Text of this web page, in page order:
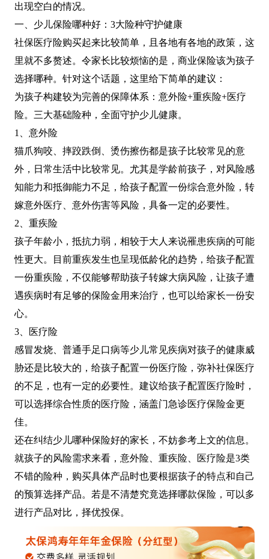
出现空白的情况。
一、少儿保险哪种好：3大险种守护健康
社保医疗险购买起来比较简单，且各地有各地的政策，这
里就不多赘述。令家长比较烦恼的是，商业保险该为孩子
选择哪种。针对这个话题，这里给下简单的建议：
为孩子构建较为完善的保障体系：意外险+重疾险+医疗
险。三大基础险种，全面守护少儿健康。
1、意外险
猫爪狗咬、摔跤跌倒、烫伤擦伤都是孩子比较常见的意
外，日常生活中比较常见。尤其是学龄前孩子，对风险感
知能力和抵御能力不足，给孩子配置一份综合意外险，转
嫁意外医疗、意外伤害等风险，具备一定的必要性。
2、重疾险
孩子年龄小，抵抗力弱，相较于大人来说罹患疾病的可能
性更大。目前重疾发生也呈现低龄化的趋势，给孩子配置
一份重疾险，不仅能够帮助孩子转嫁大病风险，让孩子遭
遇疾病时有足够的保险金用来治疗，也可以给家长一份安
心。
3、医疗险
感冒发烧、普通手足口病等少儿常见疾病对孩子的健康威
胁还是比较大的，给孩子配置一份医疗险，弥补社保医疗
的不足，也有一定的必要性。建议给孩子配置医疗险时，
可以选择综合性质的医疗险，涵盖门急诊医疗保险金更
佳。
还在纠结少儿哪种保险好的家长，不妨参考上文的信息。
就孩子的风险需求来看，意外险、重疾险、医疗险是3类
不错的险种，购买具体产品时也要根据孩子的特点和自己
的预算选择产品。若是不清楚究竟选择哪款保险，可以多
进行产品对比，择优投保。